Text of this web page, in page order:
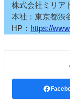
株式会社ミリア
本社：東京都渋
HP： https://